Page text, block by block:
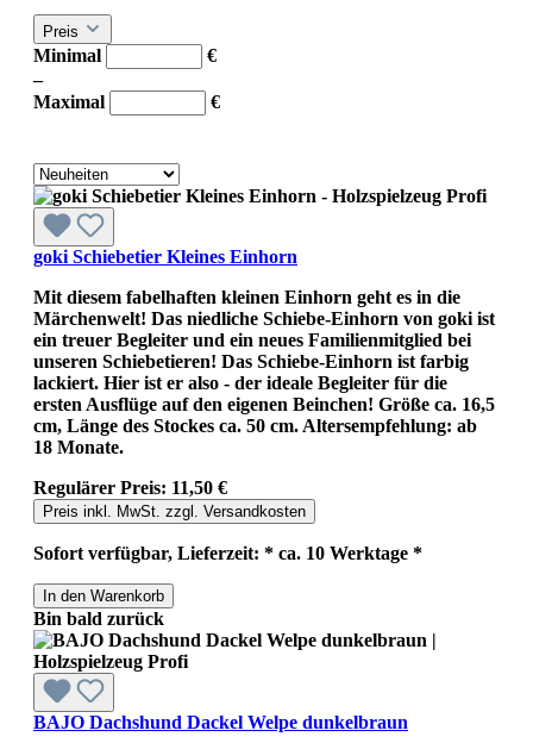
Preis
Minimal
€
–
Maximal
€
goki Schiebetier Kleines Einhorn
Mit diesem fabelhaften kleinen Einhorn geht es in die
Märchenwelt! Das niedliche Schiebe-Einhorn von goki ist
ein treuer Begleiter und ein neues Familienmitglied bei
unseren Schiebetieren! Das Schiebe-Einhorn ist farbig
lackiert. Hier ist er also - der ideale Begleiter für die
ersten Ausflüge auf den eigenen Beinchen! Größe ca. 16,5
cm, Länge des Stockes ca. 50 cm. Altersempfehlung: ab
18 Monate.
Regulärer Preis: 11,50 €
Preis inkl. MwSt. zzgl. Versandkosten
Sofort verfügbar, Lieferzeit: * ca. 10 Werktage *
In den Warenkorb
Bin bald zurück
BAJO Dachshund Dackel Welpe dunkelbraun